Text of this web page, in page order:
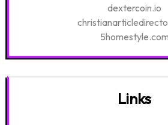
dextercoin.io
5homestyle.com
Links